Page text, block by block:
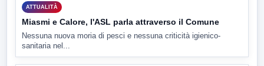
ATTUALITÀ
Miasmi e Calore, l'ASL parla attraverso il Comune
Nessuna nuova moria di pesci e nessuna criticità igienico-
sanitaria nel...